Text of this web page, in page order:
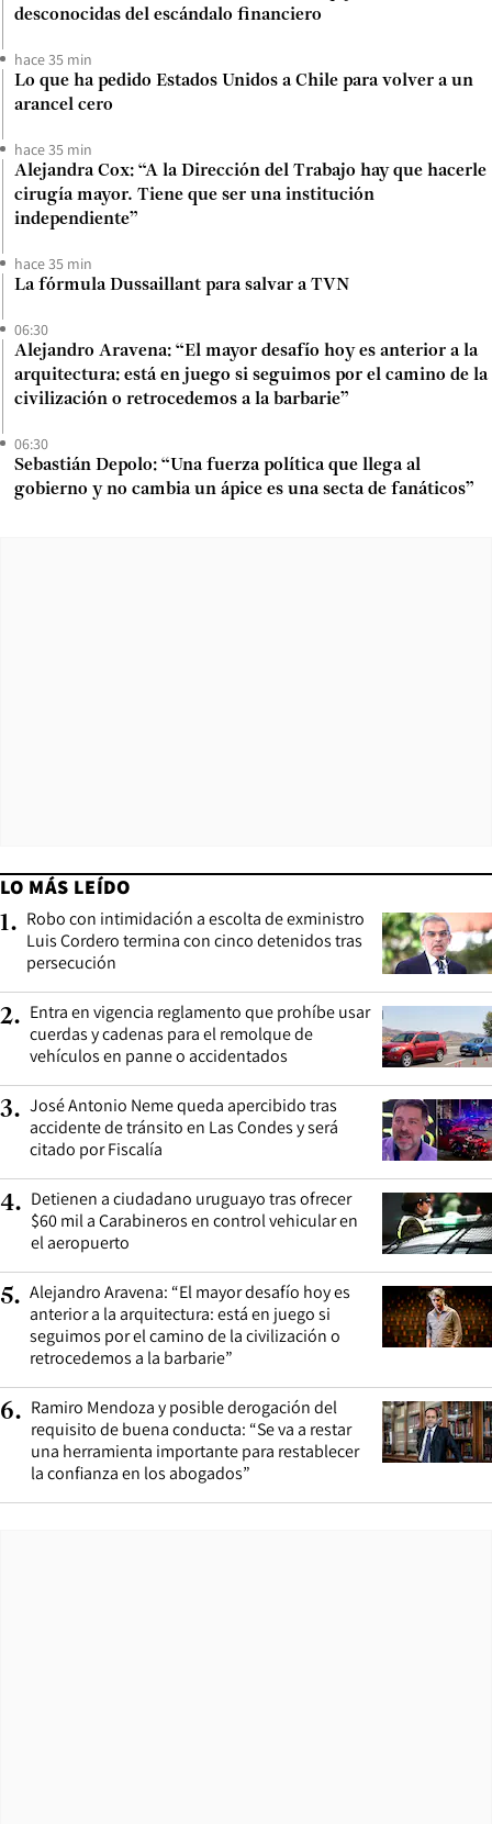
desconocidas del escándalo financiero
hace 35 min
Lo que ha pedido Estados Unidos a Chile para volver a un
arancel cero
hace 35 min
Alejandra Cox: “A la Dirección del Trabajo hay que hacerle
cirugía mayor. Tiene que ser una institución
independiente”
hace 35 min
La fórmula Dussaillant para salvar a TVN
06:30
Alejandro Aravena: “El mayor desafío hoy es anterior a la
arquitectura: está en juego si seguimos por el camino de la
civilización o retrocedemos a la barbarie”
06:30
Sebastián Depolo: “Una fuerza política que llega al
gobierno y no cambia un ápice es una secta de fanáticos”
LO MÁS LEÍDO
1. Robo con intimidación a escolta de exministro
Luis Cordero termina con cinco detenidos tras
persecución
2. Entra en vigencia reglamento que prohíbe usar
cuerdas y cadenas para el remolque de
vehículos en panne o accidentados
3. José Antonio Neme queda apercibido tras
accidente de tránsito en Las Condes y será
citado por Fiscalía
4. Detienen a ciudadano uruguayo tras ofrecer
$60 mil a Carabineros en control vehicular en
el aeropuerto
5. Alejandro Aravena: “El mayor desafío hoy es
anterior a la arquitectura: está en juego si
seguimos por el camino de la civilización o
retrocedemos a la barbarie”
6. Ramiro Mendoza y posible derogación del
requisito de buena conducta: “Se va a restar
una herramienta importante para restablecer
la confianza en los abogados”